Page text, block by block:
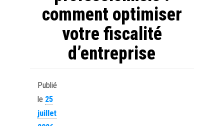
comment optimiser
votre fiscalité
d’entreprise
Publié
le 25
juillet